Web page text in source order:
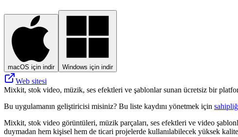
macOS için indir Windows için indir
Web sitesi
Mixkit, stok video, müzik, ses efektleri ve şablonlar sunan ücretsiz bir
Bu uygulamanın geliştiricisi misiniz? Bu liste kaydını yönetmek için
Mixkit, stok video görüntüleri, müzik parçaları, ses efektleri ve video
duymadan hem kişisel hem de ticari projelerde kullanılabilecek yüksek